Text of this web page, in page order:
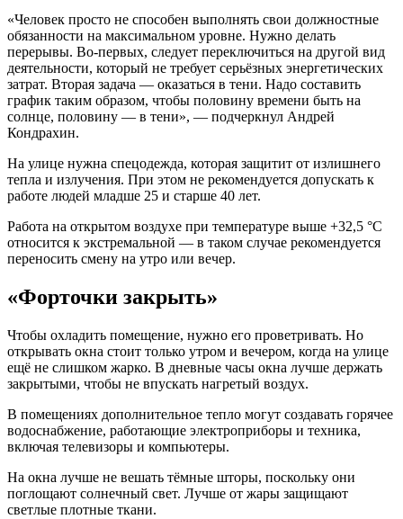
«Человек просто не способен выполнять свои должностные
обязанности на максимальном уровне. Нужно делать
перерывы. Во-первых, следует переключиться на другой вид
деятельности, который не требует серьёзных энергетических
затрат. Вторая задача — оказаться в тени. Надо составить
график таким образом, чтобы половину времени быть на
солнце, половину — в тени», — подчеркнул Андрей
Кондрахин.
На улице нужна спецодежда, которая защитит от излишнего
тепла и излучения. При этом не рекомендуется допускать к
работе людей младше 25 и старше 40 лет.
Работа на открытом воздухе при температуре выше +32,5 °C
относится к экстремальной — в таком случае рекомендуется
переносить смену на утро или вечер.
«Форточки закрыть»
Чтобы охладить помещение, нужно его проветривать. Но
открывать окна стоит только утром и вечером, когда на улице
ещё не слишком жарко. В дневные часы окна лучше держать
закрытыми, чтобы не впускать нагретый воздух.
В помещениях дополнительное тепло могут создавать горячее
водоснабжение, работающие электроприборы и техника,
включая телевизоры и компьютеры.
На окна лучше не вешать тёмные шторы, поскольку они
поглощают солнечный свет. Лучше от жары защищают
светлые плотные ткани.